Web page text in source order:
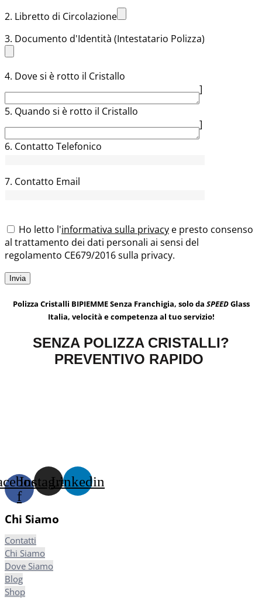
2. Libretto di Circolazione
3. Documento d'Identità (Intestatario Polizza)
4. Dove si è rotto il Cristallo
]
5. Quando si è rotto il Cristallo
]
6. Contatto Telefonico
7. Contatto Email
Ho letto l'informativa sulla privacy e presto consenso
al trattamento dei dati personali ai sensi del
regolamento CE679/2016 sulla privacy.
Polizza Cristalli BIPIEMME Senza Franchigia, solo da SPEEDGlass
Italia, velocità e competenza al tuo servizio!
SENZA POLIZZA CRISTALLI?
PREVENTIVO RAPIDO
f
InstagramLinkedin
Chi Siamo
Contatti
Chi Siamo
Dove Siamo
Blog
Shop